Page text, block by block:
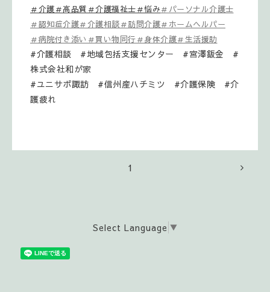
＃介護＃高品質＃介護福祉士＃悩み＃パーソナル介護士
＃認知症介護＃介護相談＃訪問介護＃ホームヘルパー
＃病院付き添い＃買い物同行＃身体介護＃生活援助
#介護相談 #地域包括支援センター #宮澤鈑金 #
株式会社和が家
#ユニサポ諏訪 #信州産ハチミツ #介護保険 #介
護疲れ
1
Select Language ▼